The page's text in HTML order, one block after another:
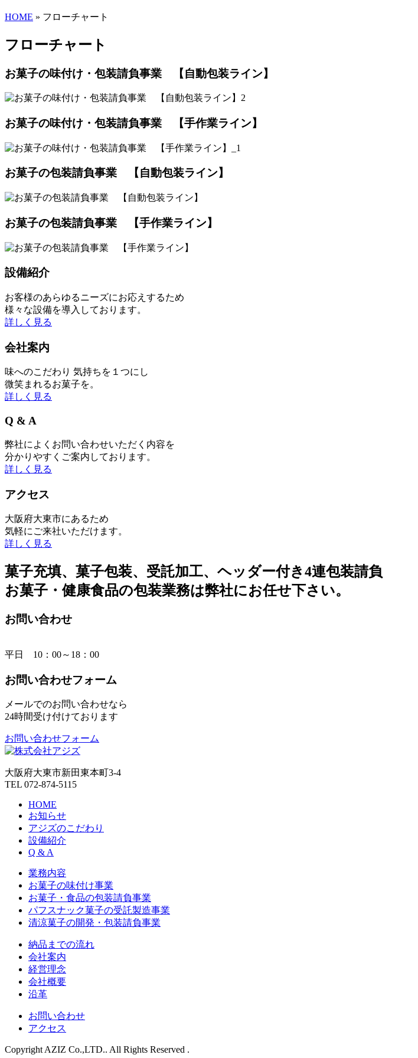
HOME » フローチャート
フローチャート
お菓子の味付け・包装請負事業 【自動包装ライン】
お菓子の味付け・包装請負事業 【手作業ライン】
お菓子の包装請負事業 【自動包装ライン】
お菓子の包装請負事業 【手作業ライン】
設備紹介
お客様のあらゆるニーズにお応えするため
様々な設備を導入しております。
詳しく見る
会社案内
味へのこだわり 気持ちを１つにし
微笑まれるお菓子を。
詳しく見る
Q & A
弊社によくお問い合わせいただく内容を
分かりやすくご案内しております。
詳しく見る
アクセス
大阪府大東市にあるため
気軽にご来社いただけます。
詳しく見る
菓子充填、菓子包装、受託加工、ヘッダー付き4連包装請負
お菓子・健康食品の包装業務は弊社にお任せ下さい。
お問い合わせ
平日 10：00～18：00
お問い合わせフォーム
メールでのお問い合わせなら
24時間受け付けております
お問い合わせフォーム
大阪府大東市新田東本町3-4
TEL 072-874-5115
HOME
お知らせ
アジズのこだわり
設備紹介
Q & A
業務内容
お菓子の味付け事業
お菓子・食品の包装請負事業
パフスナック菓子の受託製造事業
清涼菓子の開発・包装請負事業
納品までの流れ
会社案内
経営理念
会社概要
沿革
お問い合わせ
アクセス
Copyright AZIZ Co.,LTD.. All Rights Reserved .